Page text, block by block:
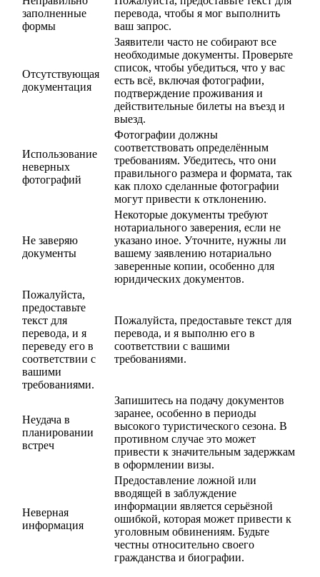
заполненные
формы
перевода, чтобы я мог выполнить
ваш запрос.
Отсутствующая
документация
Заявители часто не собирают все
необходимые документы. Проверьте
список, чтобы убедиться, что у вас
есть всё, включая фотографии,
подтверждение проживания и
действительные билеты на въезд и
выезд.
Использование
неверных
фотографий
Фотографии должны
соответствовать определённым
требованиям. Убедитесь, что они
правильного размера и формата, так
как плохо сделанные фотографии
могут привести к отклонению.
Не заверяю
документы
Некоторые документы требуют
нотариального заверения, если не
указано иное. Уточните, нужны ли
вашему заявлению нотариально
заверенные копии, особенно для
юридических документов.
Пожалуйста,
предоставьте
текст для
перевода, и я
переведу его в
соответствии с
вашими
требованиями.
Пожалуйста, предоставьте текст для
перевода, и я выполню его в
соответствии с вашими
требованиями.
Неудача в
планировании
встреч
Запишитесь на подачу документов
заранее, особенно в периоды
высокого туристического сезона. В
противном случае это может
привести к значительным задержкам
в оформлении визы.
Неверная
информация
Предоставление ложной или
вводящей в заблуждение
информации является серьёзной
ошибкой, которая может привести к
уголовным обвинениям. Будьте
честны относительно своего
гражданства и биографии.